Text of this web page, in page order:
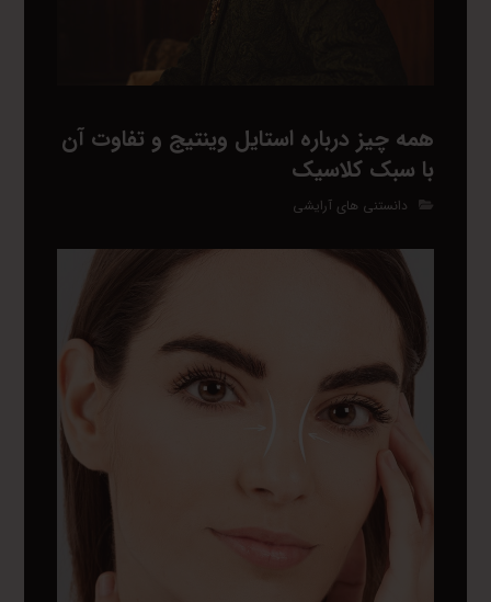
همه چیز درباره استایل وینتیج و تفاوت آن
با سبک کلاسیک
دانستنی های آرایشی